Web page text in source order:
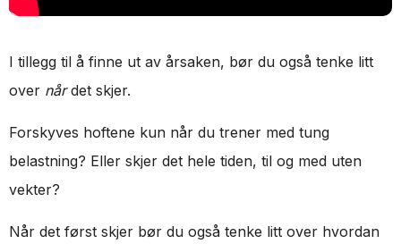
I tillegg til å finne ut av årsaken, bør du også tenke litt
over nårdet skjer.
Forskyves hoftene kun når du trener med tung
belastning? Eller skjer det hele tiden, til og med uten
vekter?
Når det først skjer bør du også tenke litt over hvordan